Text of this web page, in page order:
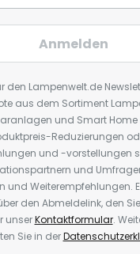
Anmelden
den Lampenwelt.de
aus dem Sortiment
und Smart Home
Reduzierungen
und -vorstellungen
und
und Weiterempfehlungen.
den Abmeldelink, den
unserKontaktformular.
Sie in der